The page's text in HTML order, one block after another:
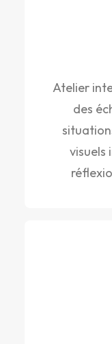
Atelier
des
visuels